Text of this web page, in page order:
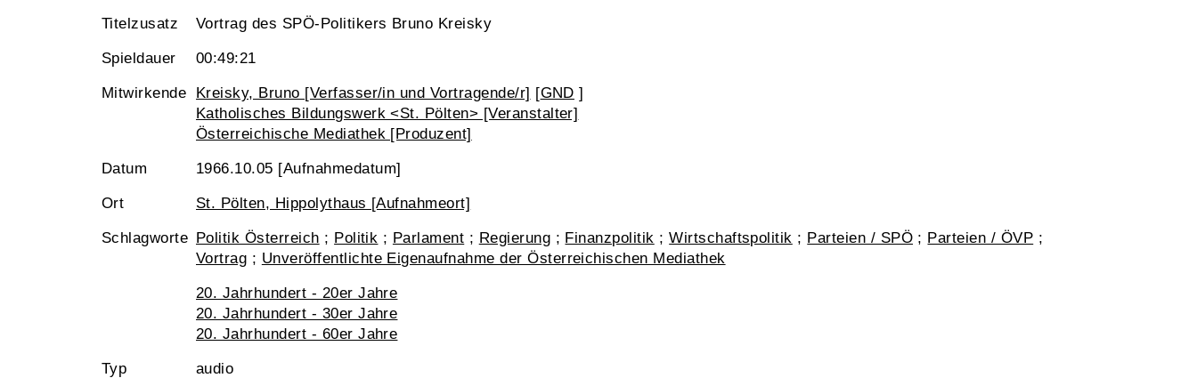
Titelzusatz Vortrag des SPÖ-Politikers Bruno Kreisky
Spieldauer 00:49:21
Mitwirkende Kreisky, Bruno [Verfasser/in und Vortragende/r] [GND ]
Katholisches Bildungswerk <St. Pölten> [Veranstalter]
Österreichische Mediathek [Produzent]
Datum 1966.10.05 [Aufnahmedatum]
Ort St. Pölten, Hippolythaus [Aufnahmeort]
Schlagworte Politik Österreich ; Politik ; Parlament ; Regierung ; Finanzpolitik ;Wirtschaftspolitik ; Parteien / SPÖ ; Parteien / ÖVP ;
Vortrag ; Unveröffentlichte Eigenaufnahme der Österreichischen Mediathek
20. Jahrhundert - 20er Jahre
20. Jahrhundert - 30er Jahre
20. Jahrhundert - 60er Jahre
Typ audio